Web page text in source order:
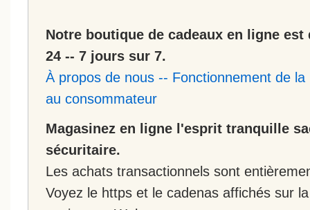
Notre boutique de cadeaux en ligne
24 -- 7 jours sur 7.
À propos de nous -- Fonctionnement de
au consommateur
Magasinez en ligne l'esprit tranquille
sécuritaire.
Les achats transactionnels sont
Voyez le https et le cadenas affichés sur